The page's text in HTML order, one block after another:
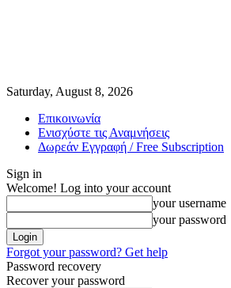
Saturday, August 8, 2026
Επικοινωνία
Ενισχύστε τις Αναμνήσεις
Δωρεάν Εγγραφή / Free Subscription
Sign in
Welcome! Log into your account
your username
your password
Forgot your password? Get help
Password recovery
Recover your password